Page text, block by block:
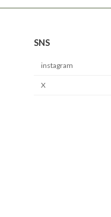
ジ
ジ
SNS
instagram
X